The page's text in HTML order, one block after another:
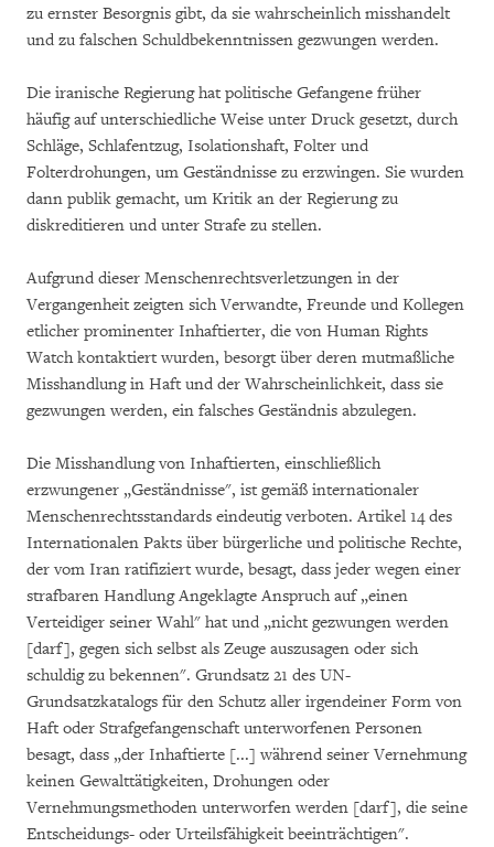
zu ernster Besorgnis gibt, da sie wahrscheinlich misshandelt
und zu falschen Schuldbekenntnissen gezwungen werden.
Die iranische Regierung hat politische Gefangene früher
häufig auf unterschiedliche Weise unter Druck gesetzt, durch
Schläge, Schlafentzug, Isolationshaft, Folter und
Folterdrohungen, um Geständnisse zu erzwingen. Sie wurden
dann publik gemacht, um Kritik an der Regierung zu
diskreditieren und unter Strafe zu stellen.
Aufgrund dieser Menschenrechtsverletzungen in der
Vergangenheit zeigten sich Verwandte, Freunde und Kollegen
etlicher prominenter Inhaftierter, die von Human Rights
Watch kontaktiert wurden, besorgt über deren mutmaßliche
Misshandlung in Haft und der Wahrscheinlichkeit, dass sie
gezwungen werden, ein falsches Geständnis abzulegen.
Die Misshandlung von Inhaftierten, einschließlich
erzwungener „Geständnisse", ist gemäß internationaler
Menschenrechtsstandards eindeutig verboten. Artikel 14 des
Internationalen Pakts über bürgerliche und politische Rechte,
der vom Iran ratifiziert wurde, besagt, dass jeder wegen einer
strafbaren Handlung Angeklagte Anspruch auf „einen
Verteidiger seiner Wahl" hat und „nicht gezwungen werden
[darf], gegen sich selbst als Zeuge auszusagen oder sich
schuldig zu bekennen". Grundsatz 21 des UN-
Grundsatzkatalogs für den Schutz aller irgendeiner Form von
Haft oder Strafgefangenschaft unterworfenen Personen
besagt, dass „der Inhaftierte [...] während seiner Vernehmung
keinen Gewalttätigkeiten, Drohungen oder
Vernehmungsmethoden unterworfen werden [darf], die seine
Entscheidungs- oder Urteilsfähigkeit beeinträchtigen".